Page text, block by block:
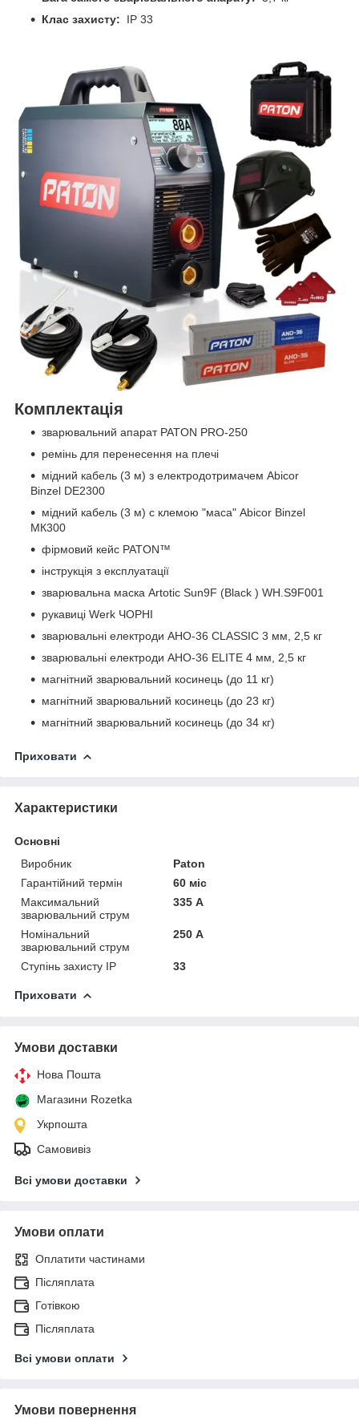
Клас захисту: IP 33
Комплектація
зварювальний апарат PATON PRO-250
ремінь для перенесення на плечі
мідний кабель (3 м) з електродотримачем Abicor
Binzel DE2300
мідний кабель (3 м) с клемою "маса" Abicor Binzel
МК300
фірмовий кейс PATON™
інструкція з експлуатації
зварювальна маска Artotic Sun9F (Black ) WH.S9F001
рукавиці Werk ЧОРНІ
зварювальні електроди АНО-36 CLASSIC 3 мм, 2,5 кг
зварювальні електроди АНО-36 ELITE 4 мм, 2,5 кг
магнітний зварювальний косинець (до 11 кг)
магнітний зварювальний косинець (до 23 кг)
магнітний зварювальний косинець (до 34 кг)
Приховати
Характеристики
Основні
Виробник
Paton
Гарантійний термін
60 міс
Максимальний
зварювальний струм
335 А
Номінальний
зварювальний струм
250 А
Ступінь захисту IP 33
Приховати
Умови доставки
Нова Пошта
Магазини Rozetka
Укрпошта
Самовивіз
Всі умови доставки
Умови оплати
Оплатити частинами
Післяплата
Готівкою
Післяплата
Всі умови оплати
Умови повернення